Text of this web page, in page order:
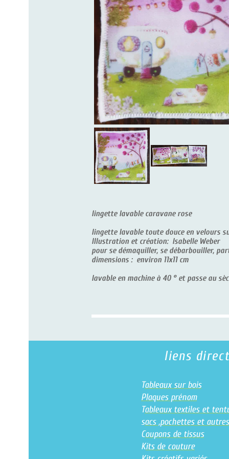
liens directs
ableaux sur bois
Plaques prénom
ableaux textiles et tentures
acs ,pochettes et autres textiles
oupons de tissus
its de couture
lingette lavable caravane rose
lingette lavable toute douce en velours sur le
Illustration et création: Isabelle Weber
pour se démaquiller, se débarbouiller, partir en
dimensions : environ 11x11 cm
lavable en machine à 40 ° et passe au sèche-linge.